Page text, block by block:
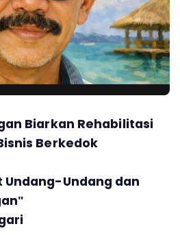
Biarkan Rehabilitasi
Berkedok
Undang dan